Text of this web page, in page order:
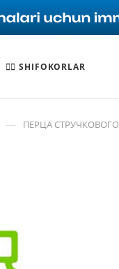
🧑‍⚕️ SHIFOKORLAR
— ПЕРЦА СТРУЧКОВОГО